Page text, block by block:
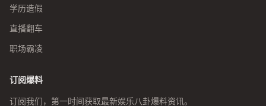
学历造假
直播翻车
职场霸凌
订阅爆料
订阅我们，第一时间获取最新娱乐八卦爆料资讯。